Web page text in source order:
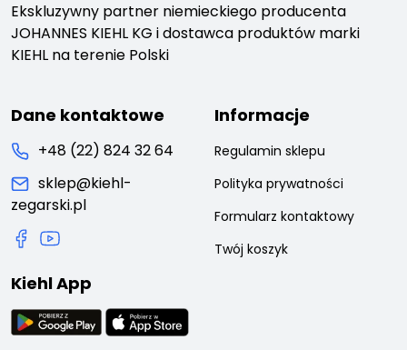
Ekskluzywny partner niemieckiego producenta
JOHANNES KIEHL KG i dostawca produktów marki
KIEHL na terenie Polski
Dane kontaktowe
+48 (22) 824 32 64
sklep@kiehl-
zegarski.pl
Kiehl App
Informacje
Regulamin sklepu
Polityka prywatności
Formularz kontaktowy
Twój koszyk